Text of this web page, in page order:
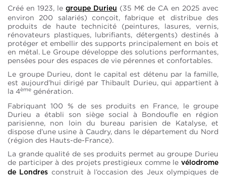
Créé en 1923, le groupe Durieu (35 M€ de CA en 2025 avec
environ 200 salariés) conçoit, fabrique et distribue des
produits de haute technicité (peintures, lasures, vernis,
rénovateurs plastiques, lubrifiants, détergents) destinés à
protéger et embellir des supports principalement en bois et
en métal. Le Groupe développe des solutions performantes,
pensées pour des espaces de vie pérennes et confortables.
Le groupe Durieu, dont le capital est détenu par la famille,
est aujourd’hui dirigé par Thibault Durieu, qui appartient à
la 4ème génération.
Fabriquant 100 % de ses produits en France, le groupe
Durieu a établi son siège social à Bondoufle en région
parisienne, non loin du bureau parisien de Katalyse, et
dispose d’une usine à Caudry, dans le département du Nord
(région des Hauts-de-France).
La grande qualité de ses produits permet au groupe Durieu
de participer à des projets prestigieux comme le vélodrome
de Londres construit à l’occasion des Jeux olympiques de